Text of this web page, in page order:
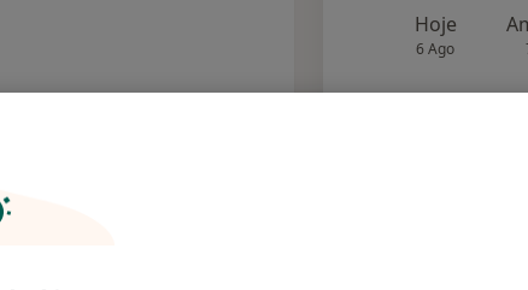
um atendimento
Hoje
6 Ago
Esse